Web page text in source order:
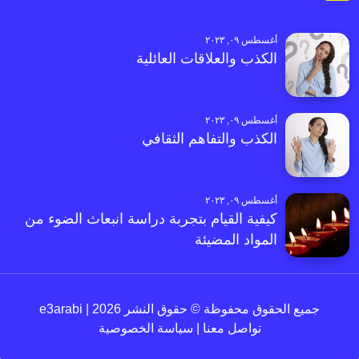
أغسطس ٠٩, ٢٠٢٣
الكذب والعلاقات العائلية
أغسطس ٠٩, ٢٠٢٣
الكذب والتفاهم الثقافي
أغسطس ٠٩, ٢٠٢٣
كيفية القيام بتجربة دراسة انبعاث الضوء من
المواد المضيئة
جميع الحقوق محفوظة © حقوق النشر 2026 | e3arabi
تواصل معنا
سياسة الخصوصية